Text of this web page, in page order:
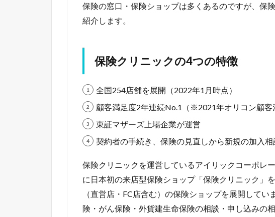
保険の窓口・保険ショップは多くあるのですが、保
紹介します。
保険クリニックの4つの特徴
全国254店舗を展開（2022年1月時点）
顧客満足度2年連続No.1（※2021年オリコン顧客
東証マザーズ上場企業が運営
契約者の手続き、保険の見直しから新規の加入
保険クリニックを運営しているアイリックコーポレ
に日本初の来店型保険ショップ「保険クリニック」
（直営店・FC店含む）の保険ショップを展開して
険・がん保険・外貨建生命保険の相談・申し込みの